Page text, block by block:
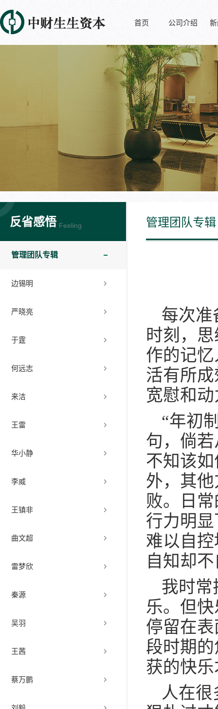
首页 公司介绍
反省感悟 Feeling
管理团队专辑
边锡明
严晓亮
于霆
何远志
来洁
王雷
华小静
李威
王镇非
曲文超
雷梦欣
秦源
吴羽
王茜
蔡万鹏
管理团队专辑
每次准
时刻，
作的记
活有所
宽慰和
“年初
句，倘
不知该
外，其
败。日
行力明
难以自
自知却
我时常
乐。但
停留在
段时期
获的快
人在